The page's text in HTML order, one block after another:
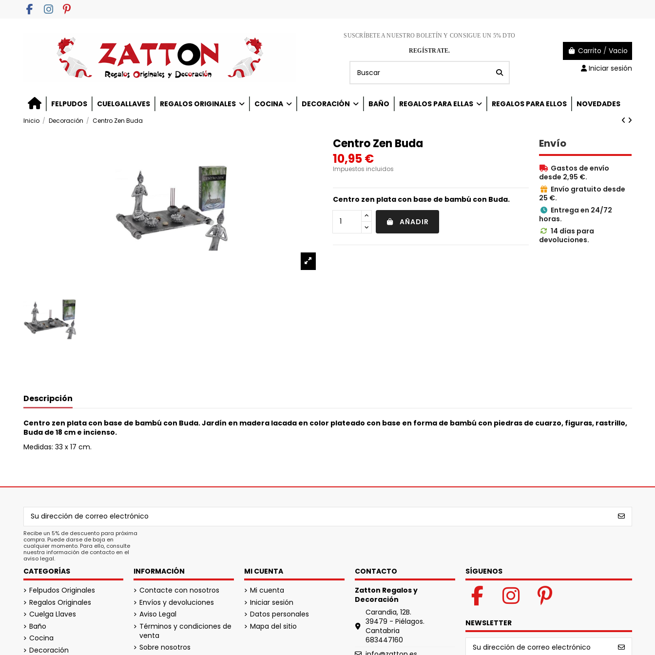
SUSCRÍBETE A NUESTRO BOLETÍN Y CONSIGUE UN 5% DTO
REGÍSTRATE. Carrito / Vacio
Iniciar sesión
FELPUDOS CUELGALLAVES REGALOS ORIGINALES COCINA DECORACIÓN BAÑO REGALOS PARA ELLAS REGALOS PARA ELLOS NOVEDADES
Inicio Decoración Centro Zen Buda
Centro Zen Buda
10,95 €
Impuestos incluidos
Centro zen plata con base de bambú con Buda.
AÑADIR
Envío
 Gastos de envío
desde 2,95 €.
 Envío gratuito desde
25 €.
 Entrega en 24/72
horas.
 14 días para
devoluciones.
Descripción
Centro zen plata con base de bambú con Buda. Jardín en madera lacada en color plateado con base en forma de bambú con piedras de cuarzo, figuras, rastrillo,
Buda de 18 cm e incienso.
Medidas: 33 x 17 cm.
Recibe un 5% de descuento para próxima
compra. Puede darse de baja en
cualquier momento. Para ello, consulte
nuestra información de contacto en el
aviso legal.
CATEGORÍAS
Felpudos Originales
Regalos Originales
Cuelga Llaves
Baño
Cocina
Decoración
INFORMACIÓN
Contacte con nosotros
Envíos y devoluciones
Aviso Legal
Términos y condiciones de
venta
Sobre nosotros
MI CUENTA
Mi cuenta
Iniciar sesión
Datos personales
Mapa del sitio
CONTACTO
Zatton Regalos y
Decoración
Carandia, 12B.
39479 - Piélagos.
Cantabria
683447160
SÍGUENOS
NEWSLETTER